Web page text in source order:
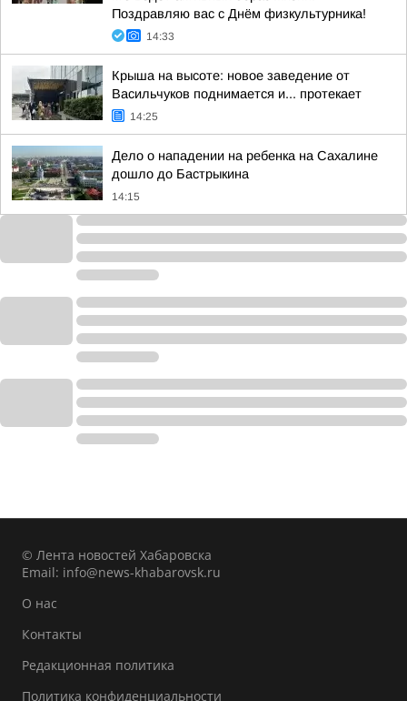
Поздравляю вас с Днём физкультурника!
14:33
Крыша на высоте: новое заведение от
Васильчуков поднимается и... протекает
14:25
Дело о нападении на ребенка на Сахалине
дошло до Бастрыкина
14:15
© Лента новостей Хабаровска
Email: info@news-khabarovsk.ru
О нас
Контакты
Редакционная политика
Политика конфиденциальности